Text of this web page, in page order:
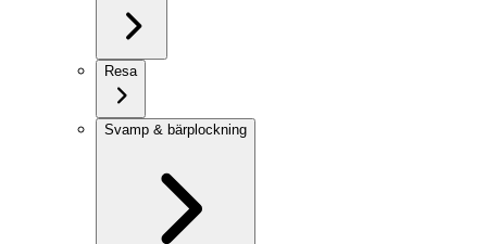
Resa
Svamp & bärplockning